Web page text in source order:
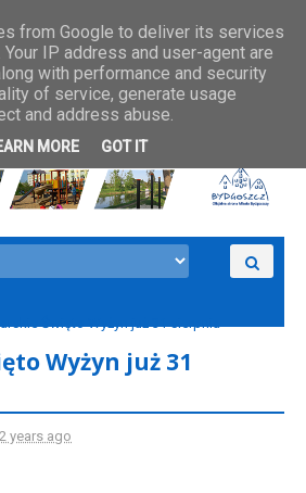
Święto Wyżyn już 31 sierpnia
Wyżyn już 31
2 years ago
from Google to deliver its services
IP address and user-agent are
with performance and security
of service, generate usage
and address abuse.
MORE GOT IT